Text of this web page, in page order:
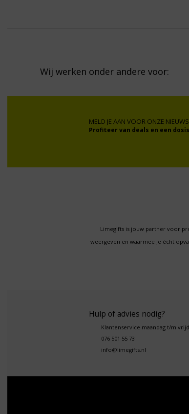
Wij werken onder andere voor:
MELD JE AAN VOOR ONZE
Profiteer van deals en een
Limegifts is jouw partner voor
weergeven en waarmee je écht
Hulp of advies nodig?
Klantenservice maandag t/m
076 501 55 73
info@limegifts.nl